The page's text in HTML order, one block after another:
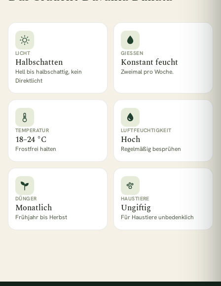
LICHT
Halbschatten
Hell bis halbschattig, kein
Direktlicht
GIESSEN
Konstant feucht
Zweimal pro Woche.
TEMPERATUR
18–24 °C
Frostfrei halten
LUFTFEUCHTIGKEIT
Hoch
Regelmäßig besprühen
DÜNGER
Monatlich
Frühjahr bis Herbst
HAUSTIERE
Ungiftig
Für Haustiere unbedenklich